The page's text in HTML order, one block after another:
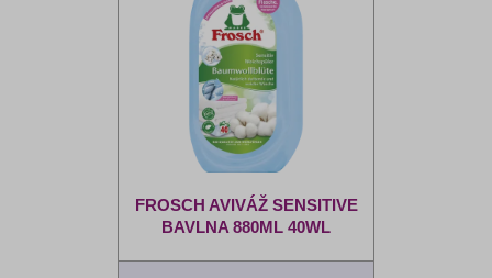
FROSCH AVIVÁŽ SENSITIVE
BAVLNA 880ML 40WL